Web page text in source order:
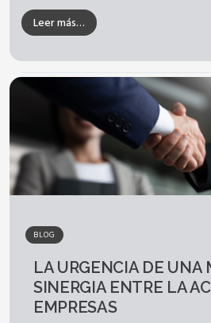
Leer más…
BLOG
LA URGENCIA DE UNA
SINERGIA ENTRE LA
EMPRESAS